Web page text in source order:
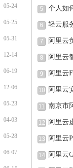
05-24
05-25
05-31
12-14
06-19
12-06
05-23
04-03
05-28
06-07
5 个人如
6 轻云服
7 阿里云
8 阿里云
9 阿里云
10 阿里云
11 南京市
12 阿里云
13 阿里云
14 阿里云